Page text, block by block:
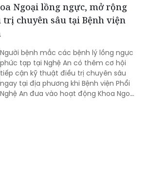
chức đã diễn ra trọng thể với chủ đề
xuyên suốt: “Vì một không gian mạng
Ngoại lồng ngực, mở rộng
trị chuyên sâu tại Bệnh viện
Người bệnh mắc các bệnh lý lồng ngực
phức tạp tại Nghệ An có thêm cơ hội
tiếp cận kỹ thuật điều trị chuyên sâu
ngay tại địa phương khi Bệnh viện Phổi
Nghệ An đưa vào hoạt động Khoa Ngoại